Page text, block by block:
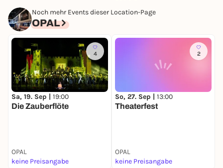
Noch mehr Events dieser Location-Page
OPAL
4
Sa, 19. Sep | 19:00
Die Zauberflöte
OPAL
keine Preisangabe
2
So, 27. Sep | 13:00
Theaterfest
OPAL
keine Preisangabe